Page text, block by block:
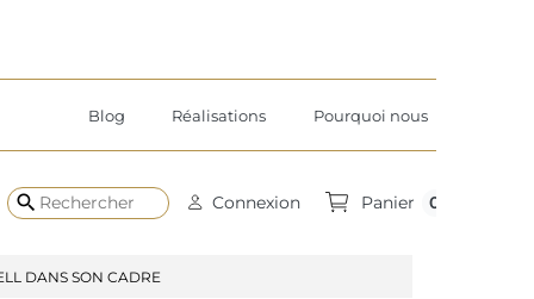
Blog Réalisations Pourquoi nous
search Connexion Panier 0
DANS SON CADRE